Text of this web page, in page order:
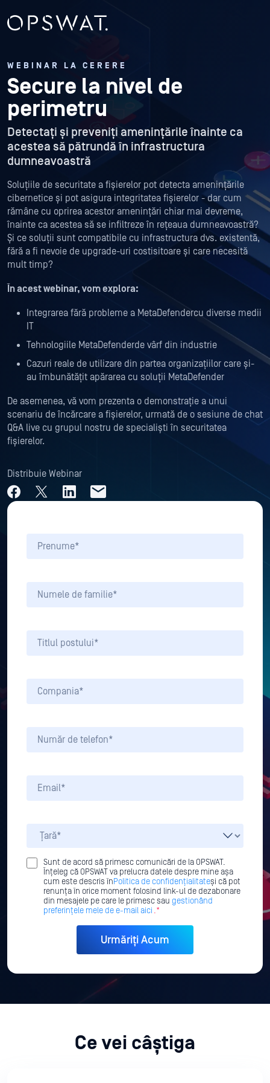
WEBINAR LA CERERE
Secure la nivel de
perimetru
Detectați și preveniți amenințările înainte ca
acestea să pătrundă în infrastructura
dumneavoastră
Soluțiile de securitate a fișierelor pot detecta amenințările
cibernetice și pot asigura integritatea fișierelor - dar cum
rămâne cu oprirea acestor amenințări chiar mai devreme,
înainte ca acestea să se infiltreze în rețeaua dumneavoastră?
Și ce soluții sunt compatibile cu infrastructura dvs. existentă,
fără a fi nevoie de upgrade-uri costisitoare și care necesită
mult timp?
În acest webinar, vom explora:
Integrarea fără probleme a MetaDefendercu diverse medii
IT
Tehnologiile MetaDefenderde vârf din industrie
Cazuri reale de utilizare din partea organizațiilor care și-
au îmbunătățit apărarea cu soluții MetaDefender
De asemenea, vă vom prezenta o demonstrație a unui
scenariu de încărcare a fișierelor, urmată de o sesiune de chat
Q&A live cu grupul nostru de specialiști în securitatea
fișierelor.
Distribuie Webinar
Sunt de acord să primesc comunicări de la OPSWAT.
Înțeleg că OPSWAT va prelucra datele despre mine așa
cum este descris înPolitica de confidențialitateși că pot
renunța în orice moment folosind link-ul de dezabonare
din mesajele pe care le primesc sau gestionând
preferințele mele de e-mail aici .*
Ce vei câștiga